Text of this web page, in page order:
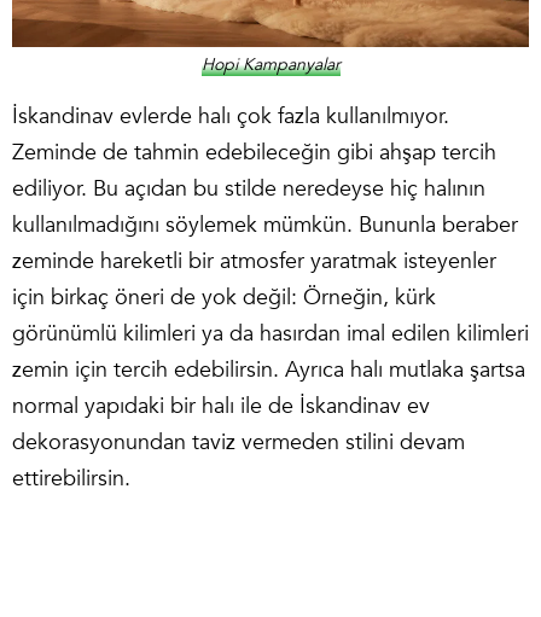
Hopi Kampanyalar
İskandinav evlerde halı çok fazla kullanılmıyor.
Zeminde de tahmin edebileceğin gibi ahşap tercih
ediliyor. Bu açıdan bu stilde neredeyse hiç halının
kullanılmadığını söylemek mümkün. Bununla beraber
zeminde hareketli bir atmosfer yaratmak isteyenler
için birkaç öneri de yok değil: Örneğin, kürk
görünümlü kilimleri ya da hasırdan imal edilen kilimleri
zemin için tercih edebilirsin. Ayrıca halı mutlaka şartsa
normal yapıdaki bir halı ile de İskandinav ev
dekorasyonundan taviz vermeden stilini devam
ettirebilirsin.